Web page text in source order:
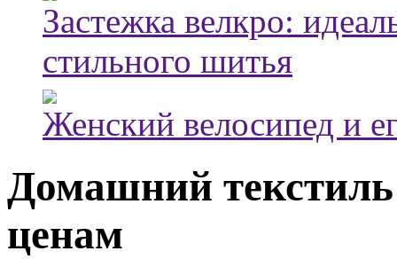
Застежка велкро:
стильного шитья
Женский велосипед и
Домашний
ценам